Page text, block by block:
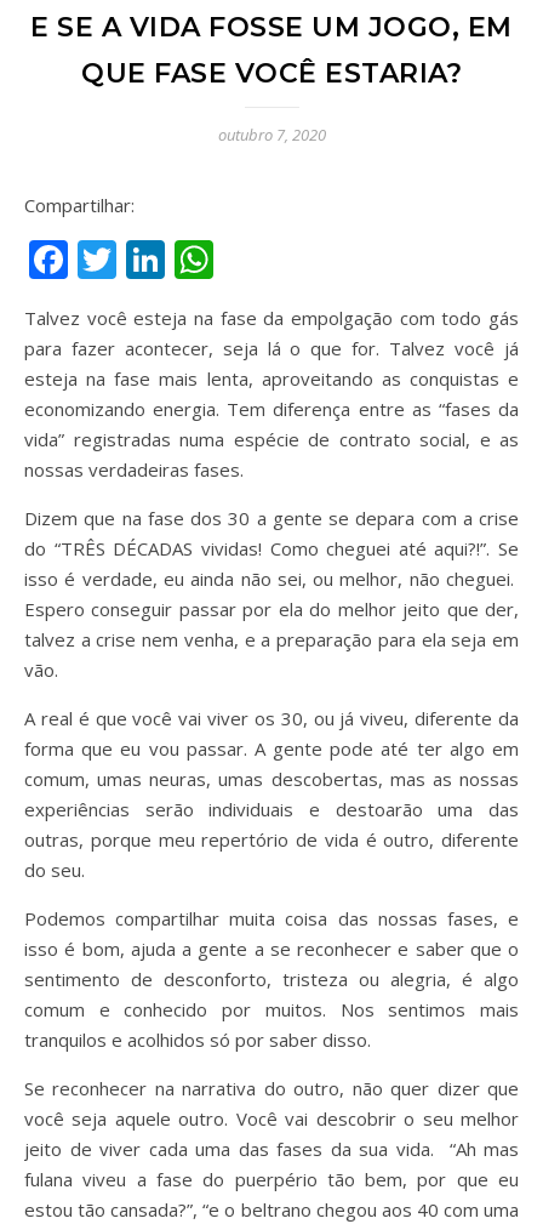
E SE A VIDA FOSSE UM JOGO, EM
QUE FASE VOCÊ ESTARIA?
outubro 7, 2020
Compartilhar:
Facebook
TwitterLinkedIn
Talvez você esteja na fase da empolgação com todo gás
para fazer acontecer, seja lá o que for. Talvez você já
esteja na fase mais lenta, aproveitando as conquistas e
economizando energia. Tem diferença entre as “fases da
vida” registradas numa espécie de contrato social, e as
nossas verdadeiras fases.
Dizem que na fase dos 30 a gente se depara com a crise
do “TRÊS DÉCADAS vividas! Como cheguei até aqui?!”. Se
isso é verdade, eu ainda não sei, ou melhor, não cheguei.
Espero conseguir passar por ela do melhor jeito que der,
talvez a crise nem venha, e a preparação para ela seja em
vão.
A real é que você vai viver os 30, ou já viveu, diferente da
forma que eu vou passar. A gente pode até ter algo em
comum, umas neuras, umas descobertas, mas as nossas
experiências serão individuais e destoarão uma das
outras, porque meu repertório de vida é outro, diferente
do seu.
Podemos compartilhar muita coisa das nossas fases, e
isso é bom, ajuda a gente a se reconhecer e saber que o
sentimento de desconforto, tristeza ou alegria, é algo
comum e conhecido por muitos. Nos sentimos mais
tranquilos e acolhidos só por saber disso.
Se reconhecer na narrativa do outro, não quer dizer que
você seja aquele outro. Você vai descobrir o seu melhor
jeito de viver cada uma das fases da sua vida. “Ah mas
fulana viveu a fase do puerpério tão bem, por que eu
estou tão cansada?”, “e o beltrano chegou aos 40 com uma